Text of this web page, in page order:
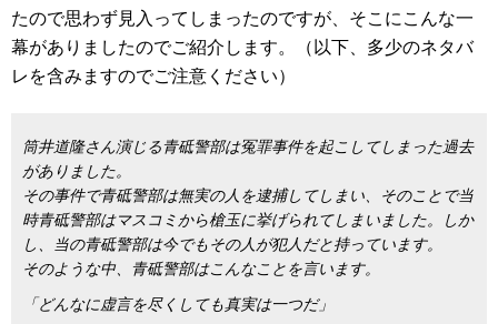
たので思わず見入ってしまったのですが、そこにこんな一
幕がありましたのでご紹介します。（以下、多少のネタバ
レを含みますのでご注意ください）
筒井道隆さん演じる青砥警部は冤罪事件を起こしてしまった過去
がありました。
その事件で青砥警部は無実の人を逮捕してしまい、そのことで当
時青砥警部はマスコミから槍玉に挙げられてしまいました。しか
し、当の青砥警部は今でもその人が犯人だと持っています。
そのような中、青砥警部はこんなことを言います。
「どんなに虚言を尽くしても真実は一つだ」